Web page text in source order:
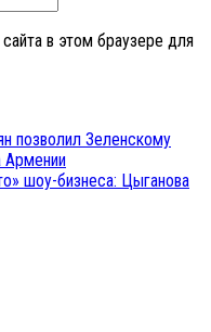
в этом браузере для
позволил Зеленскому
Армении
шоу-бизнеса: Цыганова